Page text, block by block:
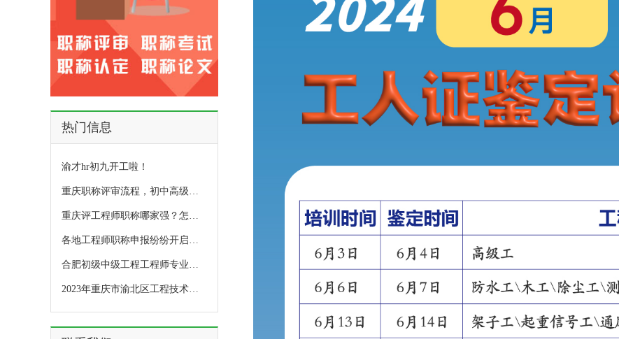
热门信息
渝才hr初九开工啦！